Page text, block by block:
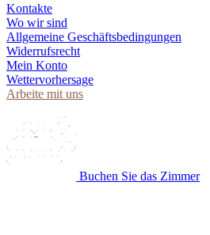
Kontakte
Wo wir sind
Allgemeine Geschäftsbedingungen
Widerrufsrecht
Mein Konto
Wettervorhersage
Arbeite mit uns
Buchen Sie das Zimmer